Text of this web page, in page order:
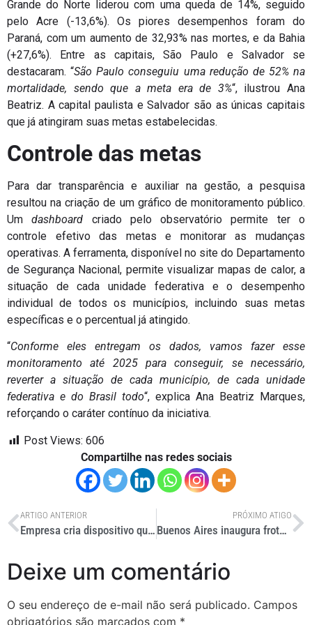
Grande do Norte liderou com uma queda de 14%, seguido
pelo Acre (-13,6%). Os piores desempenhos foram do
Paraná, com um aumento de 32,93% nas mortes, e da Bahia
(+27,6%). Entre as capitais, São Paulo e Salvador se
destacaram. “São Paulo conseguiu uma redução de 52% na
mortalidade, sendo que a meta era de 3%“, ilustrou Ana
Beatriz. A capital paulista e Salvador são as únicas capitais
que já atingiram suas metas estabelecidas.
Controle das metas
Para dar transparência e auxiliar na gestão, a pesquisa
resultou na criação de um gráfico de monitoramento público.
Umdashboard criado pelo observatório permite ter o
controle efetivo das metas e monitorar as mudanças
operativas. A ferramenta, disponível no site do Departamento
de Segurança Nacional, permite visualizar mapas de calor, a
situação de cada unidade federativa e o desempenho
individual de todos os municípios, incluindo suas metas
específicas e o percentual já atingido.
“Conforme eles entregam os dados, vamos fazer esse
monitoramento até 2025 para conseguir, se necessário,
reverter a situação de cada município, de cada unidade
federativa e do Brasil todo“, explica Ana Beatriz Marques,
reforçando o caráter contínuo da iniciativa.
Post Views: 606
Compartilhe nas redes sociais
ARTIGO ANTERIOR
Empresa cria dispositivo que muda de cor em variação térmica
PRÓXIMO ATIGO
Buenos Aires inaugura frota de ônibus elétricos da Agrale
Deixe um comentário
O seu endereço de e-mail não será publicado. Campos
obrigatórios são marcados com *